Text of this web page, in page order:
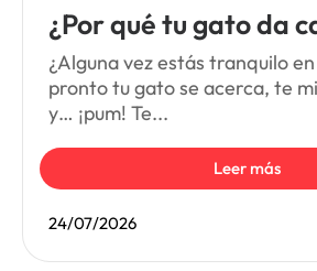
¿Por qué tu gato da
¿Alguna vez estás tranquilo
pronto tu gato se acerca, te
y… ¡pum! Te...
Leer más
24/07/2026